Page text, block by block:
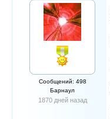
Сообщений: 498
Барнаул
1870 дней назад